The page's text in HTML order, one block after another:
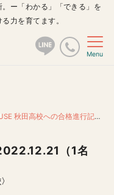
ー「わかる」「できる」を
力を育てます。
Menu
秋田高校への合格進行記
（1名